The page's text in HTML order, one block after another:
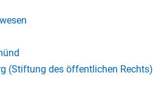
(Stiftung des öffentlichen Rechts)